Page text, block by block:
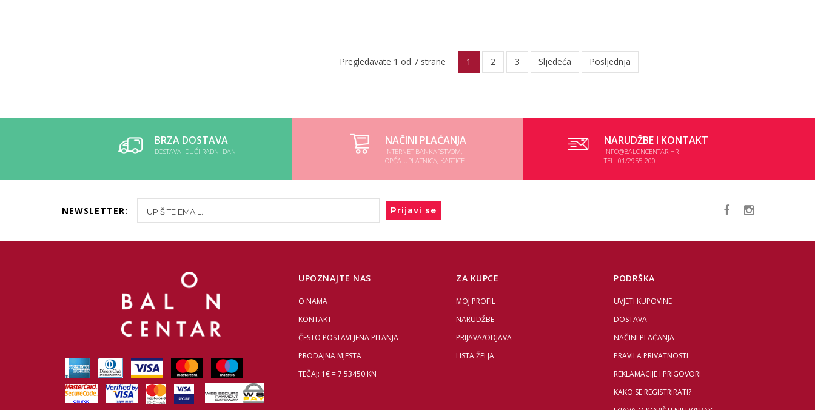
Pregledavate 1 od 7 strane 1 2 3 Sljedeća Posljednja
BRZA DOSTAVA
DOSTAVA IDUĆI RADNI DAN
NAČINI PLAĆANJA
INTERNET BANKARSTVOM,
OPĆA UPLATNICA, KARTICE
NARUDŽBE I KONTAKT
INFO@BALONCENTAR.HR
TEL: 01/2955-200
NEWSLETTER: Prijavi se
UPOZNAJTE NAS
O NAMA
KONTAKT
ČESTO POSTAVLJENA PITANJA
PRODAJNA MJESTA
TEČAJ: 1€ = 7.53450 KN
ZA KUPCE
MOJ PROFIL
NARUDŽBE
PRIJAVA/ODJAVA
LISTA ŽELJA
PODRŠKA
UVJETI KUPOVINE
DOSTAVA
NAČINI PLAĆANJA
PRAVILA PRIVATNOSTI
REKLAMACIJE I PRIGOVORI
KAKO SE REGISTRIRATI?